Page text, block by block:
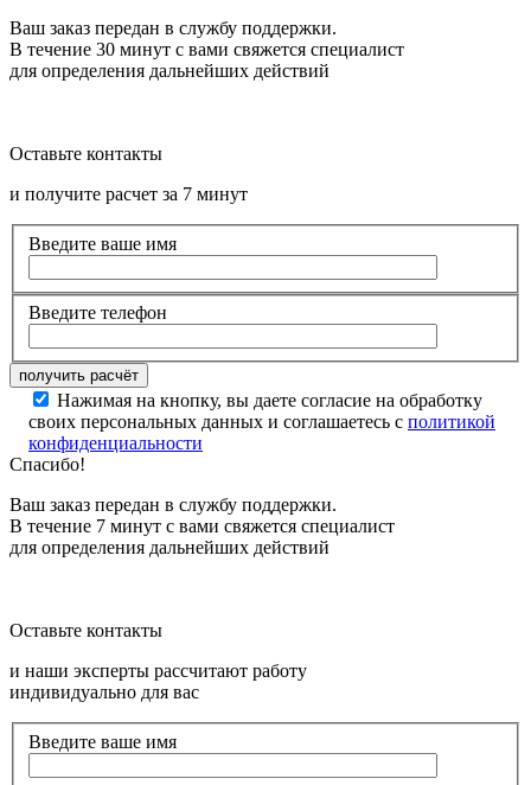
Ваш заказ передан в службу поддержки.
В течение 30 минут с вами свяжется специалист
для определения дальнейших действий
Оставьте контакты
и получите расчет за 7 минут
Введите ваше имя
Введите телефон
Нажимая на кнопку, вы даете согласие на обработку
своих персональных данных и соглашаетесь с политикой
конфиденциальности
Спасибо!
Ваш заказ передан в службу поддержки.
В течение 7 минут с вами свяжется специалист
для определения дальнейших действий
Оставьте контакты
и наши эксперты рассчитают работу
индивидуально для вас
Введите ваше имя